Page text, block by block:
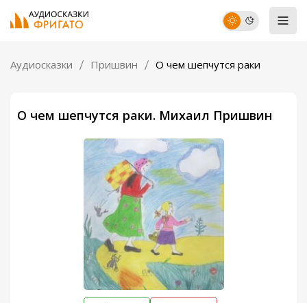
Аудиосказки Пришвин О чем шепчутся раки
О чем шепчутся раки. Михаил Пришвин